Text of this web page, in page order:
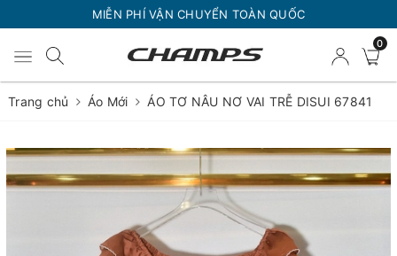
MIỄN PHÍ VẬN CHUYỂN TOÀN QUỐC
0
Trang chủ Áo Mới ÁO TƠ NÂU NƠ VAI TRỄ DISUI 67841